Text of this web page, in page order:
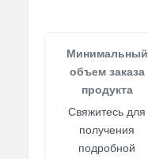
Минимальный
объем заказа
продукта
Свяжитесь для
получения
подробной